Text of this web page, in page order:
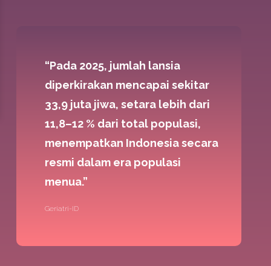
“Pada 2025, jumlah lansia
diperkirakan mencapai sekitar
33,9 juta jiwa, setara lebih dari
11,8–12 % dari total populasi,
menempatkan Indonesia secara
resmi dalam era populasi
menua.”
Geriatri-ID